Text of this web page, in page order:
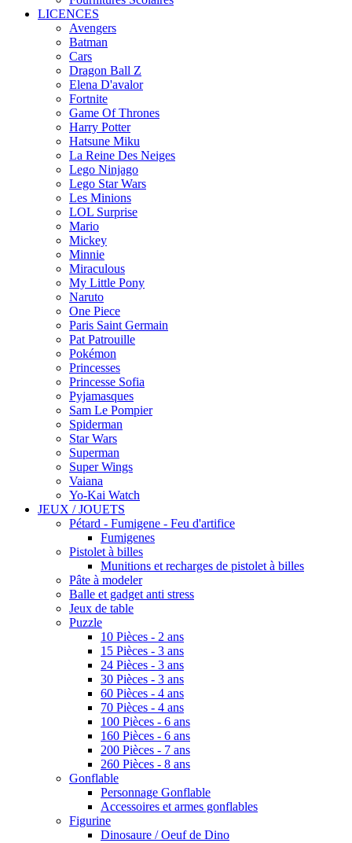
LICENCES
Avengers
Batman
Cars
Dragon Ball Z
Elena D'avalor
Fortnite
Game Of Thrones
Harry Potter
Hatsune Miku
La Reine Des Neiges
Lego Ninjago
Lego Star Wars
Les Minions
LOL Surprise
Mario
Mickey
Minnie
Miraculous
My Little Pony
Naruto
One Piece
Paris Saint Germain
Pat Patrouille
Pokémon
Princesses
Princesse Sofia
Pyjamasques
Sam Le Pompier
Spiderman
Star Wars
Superman
Super Wings
Vaiana
Yo-Kai Watch
JEUX / JOUETS
Pétard - Fumigene - Feu d'artifice
Fumigenes
Pistolet à billes
Munitions et recharges de pistolet à billes
Pâte à modeler
Balle et gadget anti stress
Jeux de table
Puzzle
10 Pièces - 2 ans
15 Pièces - 3 ans
24 Pièces - 3 ans
30 Pièces - 3 ans
60 Pièces - 4 ans
70 Pièces - 4 ans
100 Pièces - 6 ans
160 Pièces - 6 ans
200 Pièces - 7 ans
260 Pièces - 8 ans
Gonflable
Personnage Gonflable
Accessoires et armes gonflables
Figurine
Dinosaure / Oeuf de Dino